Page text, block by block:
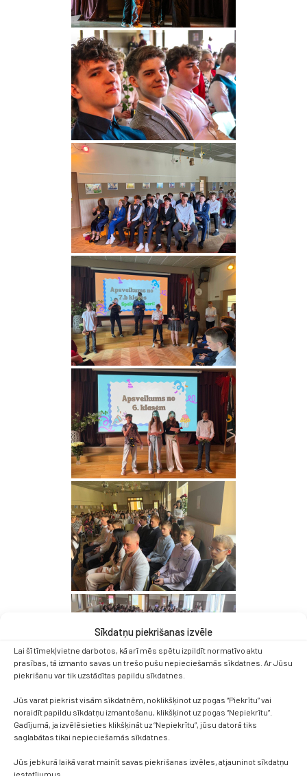
Sīkdatņu piekrišanas izvēle
Lai šī tīmekļvietne darbotos, kā arī mēs spētu izpildīt normatīvo aktu
prasības, tā izmanto savas un trešo pušu nepieciešamās sīkdatnes. Ar Jūsu
piekrišanu var tik uzstādītas papildu sīkdatnes.
Jūs varat piekrist visām sīkdatnēm, noklikšķinot uz pogas “Piekrītu” vai
noraidīt papildu sīkdatņu izmantošanu, klikšķinot uz pogas “Nepiekrītu”.
Gadījumā, ja izvēlēsieties klikšķināt uz “Nepiekrītu”, jūsu datorā tiks
saglabātas tikai nepieciešamās sīkdatnes.
Jūs jebkurā laikā varat mainīt savas piekrišanas izvēles, atjauninot sīkdatņu
iestatījumus.